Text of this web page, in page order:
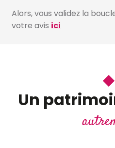
Alors, vous validez la
votre avis ici
Un